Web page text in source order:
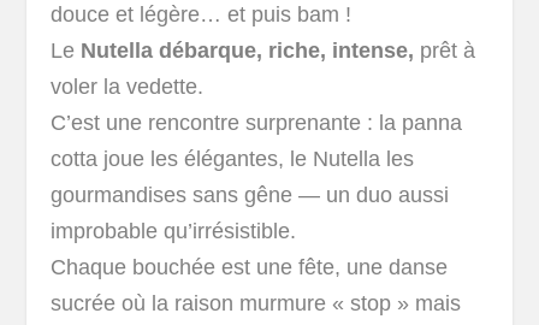
douce et légère… et puis bam !
Le Nutella débarque, riche, intense, prêt à
voler la vedette.
C’est une rencontre surprenante : la panna
cotta joue les élégantes, le Nutella les
gourmandises sans gêne — un duo aussi
improbable qu’irrésistible.
Chaque bouchée est une fête, une danse
sucrée où la raison murmure « stop » mais